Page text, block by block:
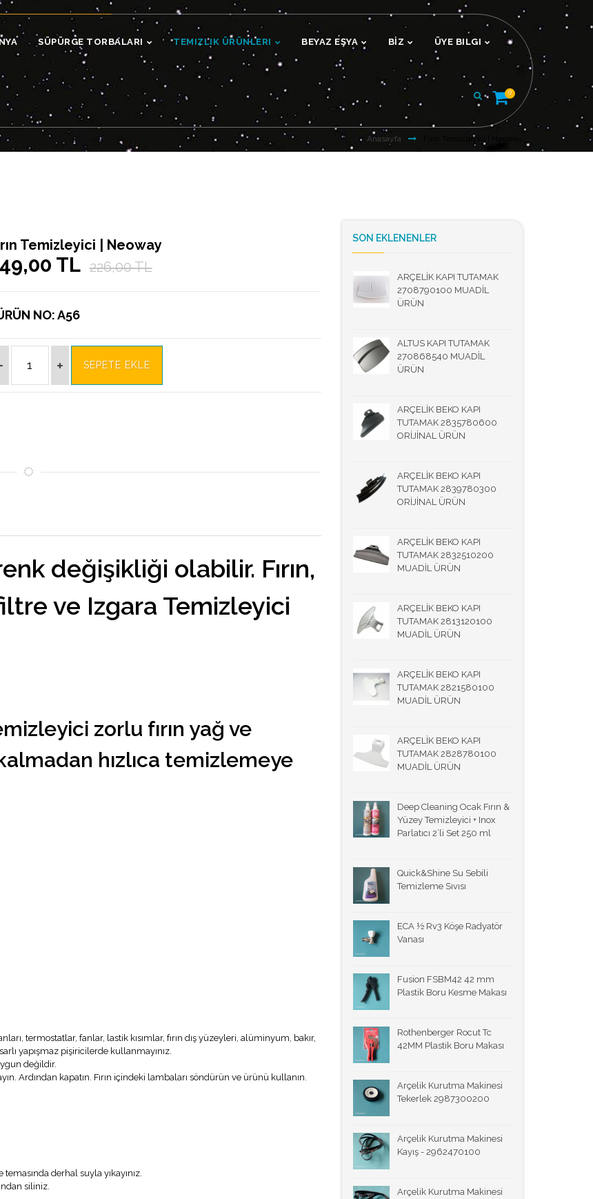
SÜPÜRGE TORBALARI TEMIZLIK ÜRÜNLERI BEYAZ EŞYA BİZ ÜYE BILGI
0
Anasayfa Fırın Temizleyici | Neoway
Temizleyici | Neoway
TL 226,00 TL
NO: A56
değişikliği olabilir. Fırın,
ve Izgara Temizleyici
zorlu fırın yağ ve
hızlıca temizlemeye
termostatlar, fanlar, lastik kısımlar, fırın dış yüzeyleri, alüminyum, bakır,
yapışmaz pişiricilerde kullanmayınız.
değildir.
Ardından kapatın. Fırın içindeki lambaları söndürün ve ürünü kullanın.
derhal suyla yıkayınız.
siliniz.
SON EKLENENLER
ARÇELİK KAPI TUTAMAK
2708790100 MUADİL
ÜRÜN
ALTUS KAPI TUTAMAK
270868540 MUADİL
ÜRÜN
ARÇELİK BEKO KAPI
TUTAMAK 2835780600
ORİJİNAL ÜRÜN
ARÇELİK BEKO KAPI
TUTAMAK 2839780300
ORİJİNAL ÜRÜN
ARÇELİK BEKO KAPI
TUTAMAK 2832510200
MUADİL ÜRÜN
ARÇELİK BEKO KAPI
TUTAMAK 2813120100
MUADİL ÜRÜN
ARÇELİK BEKO KAPI
TUTAMAK 2821580100
MUADİL ÜRÜN
ARÇELİK BEKO KAPI
TUTAMAK 2828780100
MUADİL ÜRÜN
Deep Cleaning Ocak Fırın &
Yüzey Temizleyici + Inox
Parlatıcı 2’li Set 250 ml
Quick&Shine Su Sebili
Temizleme Sıvısı
ECA ½ Rv3 Köşe Radyatör
Vanası
Fusion FSBM42 42 mm
Plastik Boru Kesme Makası
Rothenberger Rocut Tc
42MM Plastik Boru Makası
Arçelik Kurutma Makinesi
Tekerlek 2987300200
Arçelik Kurutma Makinesi
Kayış - 2962470100
Arçelik Kurutma Makinesi